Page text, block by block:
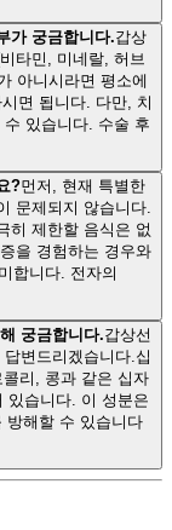
가 궁금합니다.갑상
타민, 미네랄, 허브
아니시라면 평소에
면 됩니다. 다만, 치
있습니다. 수술 후
?먼저, 현재 특별한
문제되지 않습니다.
히 제한할 음식은 없
을 경험하는 경우와
합니다. 전자의
궁금합니다.갑상선
변드리겠습니다.십
리, 콩과 같은 십자
있습니다. 이 성분은
방해할 수 있습니다